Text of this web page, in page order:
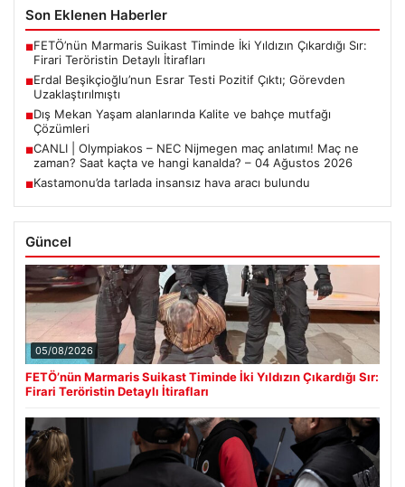
Son Eklenen Haberler
■FETÖ’nün Marmaris Suikast Timinde İki Yıldızın Çıkardığı Sır:
Firari Teröristin Detaylı İtirafları
■Erdal Beşikçioğlu’nun Esrar Testi Pozitif Çıktı; Görevden
Uzaklaştırılmıştı
■Dış Mekan Yaşam alanlarında Kalite ve bahçe mutfağı
Çözümleri
■CANLI | Olympiakos – NEC Nijmegen maç anlatımı! Maç ne
zaman? Saat kaçta ve hangi kanalda? – 04 Ağustos 2026
■Kastamonu’da tarlada insansız hava aracı bulundu
Güncel
05/08/2026
FETÖ’nün Marmaris Suikast Timinde İki Yıldızın Çıkardığı Sır:
Firari Teröristin Detaylı İtirafları